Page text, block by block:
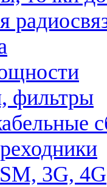
фильтры
3G, 4G